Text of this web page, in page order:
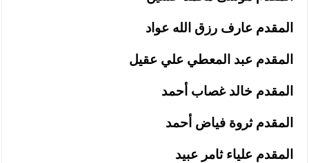
المقدم عارف رزق الله عواد
المقدم عبد المعطي علي عقيل
المقدم خالد غصاب أحمد
المقدم ثروة فياض أحمد
المقدم علياء ثامر عبيد